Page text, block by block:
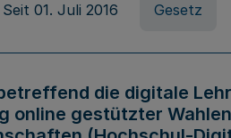
Seit 01. Juli 2016 Gesetz
die digitale
online gestützter